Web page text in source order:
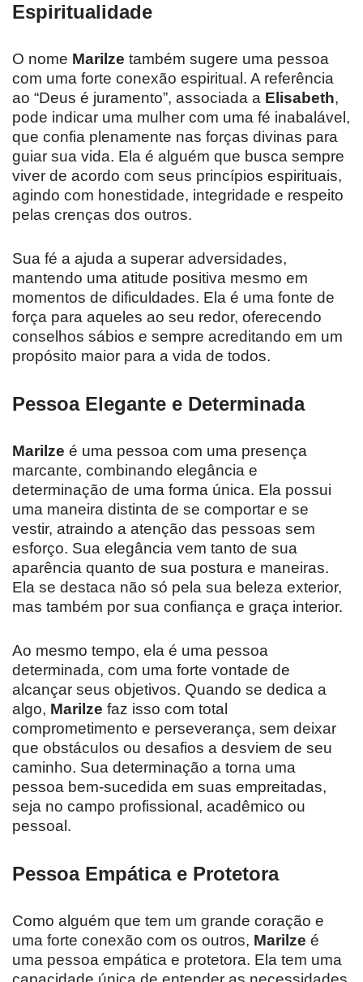
Espiritualidade
O nome Marilze também sugere uma pessoa
com uma forte conexão espiritual. A referência
ao “Deus é juramento”, associada a Elisabeth,
pode indicar uma mulher com uma fé inabalável,
que confia plenamente nas forças divinas para
guiar sua vida. Ela é alguém que busca sempre
viver de acordo com seus princípios espirituais,
agindo com honestidade, integridade e respeito
pelas crenças dos outros.
Sua fé a ajuda a superar adversidades,
mantendo uma atitude positiva mesmo em
momentos de dificuldades. Ela é uma fonte de
força para aqueles ao seu redor, oferecendo
conselhos sábios e sempre acreditando em um
propósito maior para a vida de todos.
Pessoa Elegante e Determinada
Marilze é uma pessoa com uma presença
marcante, combinando elegância e
determinação de uma forma única. Ela possui
uma maneira distinta de se comportar e se
vestir, atraindo a atenção das pessoas sem
esforço. Sua elegância vem tanto de sua
aparência quanto de sua postura e maneiras.
Ela se destaca não só pela sua beleza exterior,
mas também por sua confiança e graça interior.
Ao mesmo tempo, ela é uma pessoa
determinada, com uma forte vontade de
alcançar seus objetivos. Quando se dedica a
algo, Marilze faz isso com total
comprometimento e perseverança, sem deixar
que obstáculos ou desafios a desviem de seu
caminho. Sua determinação a torna uma
pessoa bem-sucedida em suas empreitadas,
seja no campo profissional, acadêmico ou
pessoal.
Pessoa Empática e Protetora
Como alguém que tem um grande coração e
uma forte conexão com os outros, Marilze é
uma pessoa empática e protetora. Ela tem uma